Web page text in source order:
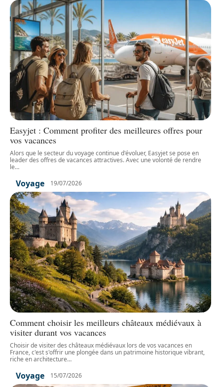
Easyjet : Comment profiter des meilleures offres pour
vos vacances
Alors que le secteur du voyage continue d'évoluer, Easyjet se pose en
leader des offres de vacances attractives. Avec une volonté de rendre
le…
Voyage 19/07/2026
Comment choisir les meilleurs châteaux médiévaux à
visiter durant vos vacances
Choisir de visiter des châteaux médiévaux lors de vos vacances en
France, c'est s'offrir une plongée dans un patrimoine historique vibrant,
riche en architecture…
Voyage 15/07/2026